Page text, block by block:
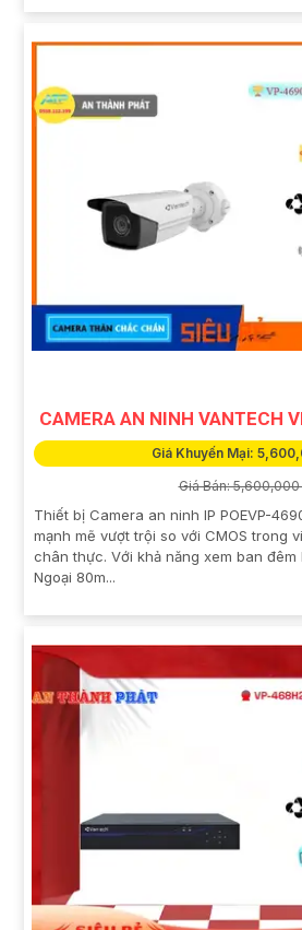
CAMERA AN NINH VANTECH
Giá Khuyến Mại:
Giá Bán: 5,600,000
Thiết bị Camera an ninh IP POEVP-
mạnh mẽ vượt trội so với CMOS trong
chân thực. Với khả năng xem ban
Ngoại 80m...